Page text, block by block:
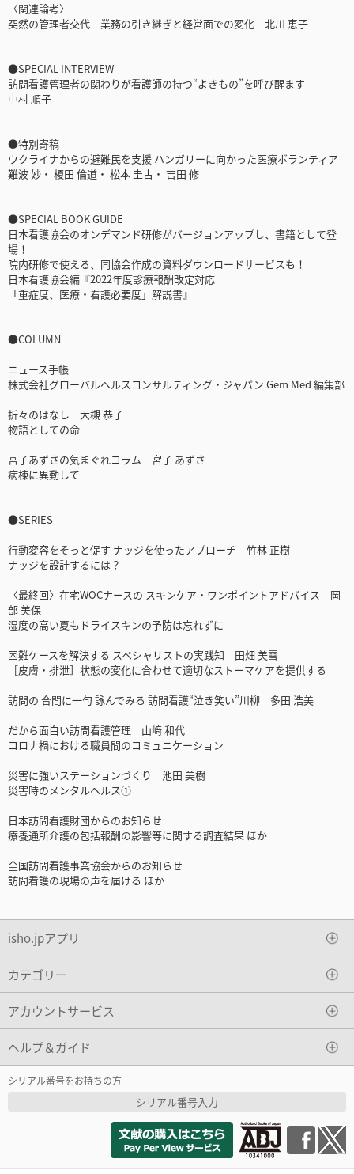
〈関連論考〉
突然の管理者交代 業務の引き継ぎと経営面での変化 北川 恵子
●SPECIAL INTERVIEW
訪問看護管理者の関わりが看護師の持つ“よきもの”を呼び醒ます
中村 順子
●特別寄稿
ウクライナからの避難民を支援 ハンガリーに向かった医療ボランティア
難波 妙・ 榎田 倫道・ 松本 圭古・ 吉田 修
●SPECIAL BOOK GUIDE
日本看護協会のオンデマンド研修がバージョンアップし、書籍として登
場！
院内研修で使える、同協会作成の資料ダウンロードサービスも！
日本看護協会編『2022年度診療報酬改定対応
「重症度、医療・看護必要度」解説書』
●COLUMN
ニュース手帳
株式会社グローバルヘルスコンサルティング・ジャパン Gem Med 編集部
折々のはなし 大槻 恭子
物語としての命
宮子あずさの気まぐれコラム 宮子 あずさ
病棟に異動して
●SERIES
行動変容をそっと促す ナッジを使ったアプローチ 竹林 正樹
ナッジを設計するには？
〈最終回〉在宅WOCナースの スキンケア・ワンポイントアドバイス 岡
部 美保
湿度の高い夏もドライスキンの予防は忘れずに
困難ケースを解決する スペシャリストの実践知 田畑 美雪
［皮膚・排泄］状態の変化に合わせて適切なストーマケアを提供する
訪問の 合間に一句 詠んでみる 訪問看護“泣き笑い”川柳 多田 浩美
だから面白い訪問看護管理 山﨑 和代
コロナ禍における職員間のコミュニケーション
災害に強いステーションづくり 池田 美樹
災害時のメンタルヘルス①
日本訪問看護財団からのお知らせ
療養通所介護の包括報酬の影響等に関する調査結果 ほか
全国訪問看護事業協会からのお知らせ
訪問看護の現場の声を届ける ほか
isho.jpアプリ
カテゴリー
アカウントサービス
ヘルプ＆ガイド
シリアル番号をお持ちの方
シリアル番号入力